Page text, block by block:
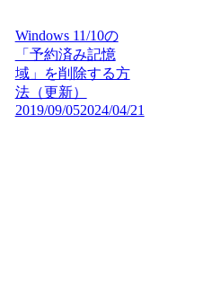
Windows 11/10の
「予約済み記憶
域」を削除する方
法（更新）
2019/09/052024/04/21